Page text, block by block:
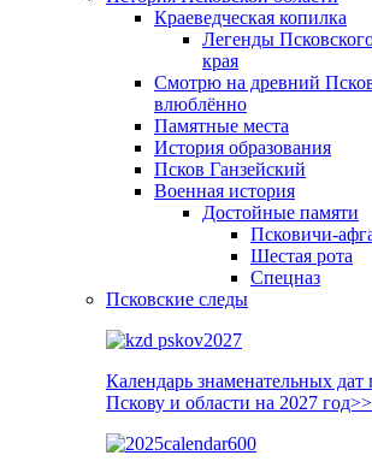
Краеведческая копилка
Легенды
края
Смотрю на древний
влюблённо
Памятные места
История образования
Псков Ганзейский
Военная история
Достойные памяти
Псковичи-
Шестая рота
Спецназ
Псковские следы
Календарь знаменательных дат
Пскову и области на 2027